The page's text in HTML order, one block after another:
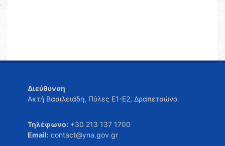
Διεύθυνση
Ακτή Βασιλειάδη, Πύλες Ε1-Ε2, Δραπετσώνα
Τηλέφωνο: +30 213 137 1700
Email: contact@yna.gov.gr